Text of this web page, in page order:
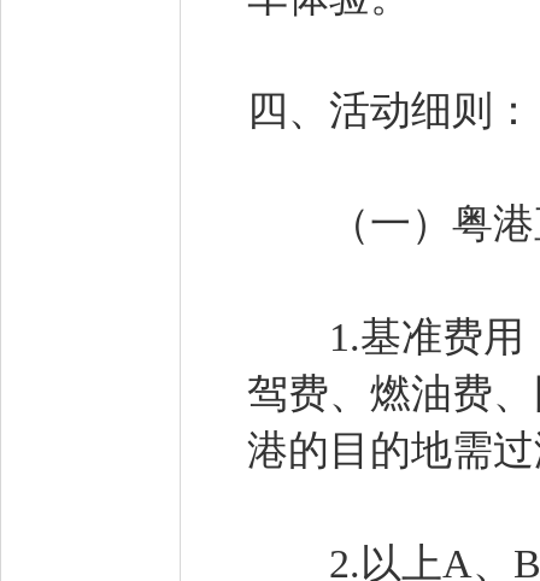
四、活动细则
（一）粤港
1.基准费用：
驾费、燃油费
港的目的地需
2.以上A、B